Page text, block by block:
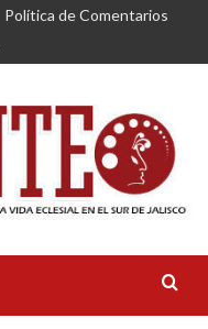
Política de Comentarios